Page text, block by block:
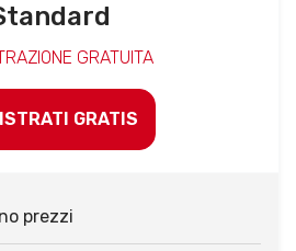
GRATUITA
GRATIS
prezzi